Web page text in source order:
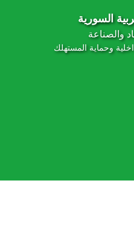
السورية
والصناعة
وحماية المستهلك